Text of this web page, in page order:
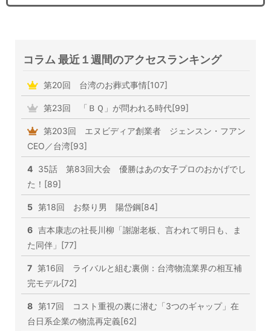
コラム 最近１週間のアクセスランキング
第20回 台湾のお葬式事情[107]
第23回 「ＢＱ」が問われる時代[99]
第203回 エヌビディア創業者 ジェンスン・フアン
CEO／台湾[93]
4 35話 第83回大会 優勝はあの女子プロのおかげでし
た！[89]
5 第18回 お祭り男 陽岱鋼[84]
6 吉本康志の社長川柳「謝謝老板、言われて明日も、ま
た同伴」[77]
7 第16回 ライバルと組む裏側：台湾物流業界の相互補
完モデル[72]
8 第17回 コスト重視の裏に潜む「3つのギャップ」在
台日系企業の物流再定義[62]